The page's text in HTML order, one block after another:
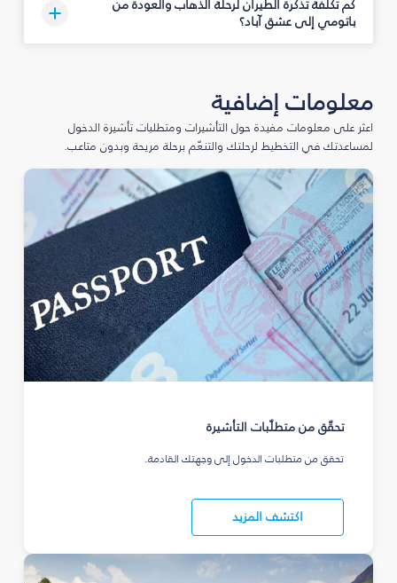
كم تكلفة تذكرة الطيران لرحلة الذهاب والعودة من
باتومي إلى عشق آباد؟
معلومات إضافية
اعثر على معلومات مفيدة حول التأشيرات ومتطلبات تأشيرة الدخول
لمساعدتك في التخطيط لرحلتك والتنعّم برحلة مريحة وبدون متاعب.
تحقّق من متطلّبات التأشيرة
تحقق من متطلبات الدخول إلى وجهتك القادمة.
اكتشف المزيد